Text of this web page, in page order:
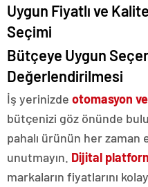
Uygun Fiyatlı ve
Seçimi
Bütçeye Uygun
Değerlendirilmesi
İş yerinizde otomasyon
bütçenizi göz önünde
pahalı ürünün her zaman
unutmayın. Dijital
markaların fiyatlarını